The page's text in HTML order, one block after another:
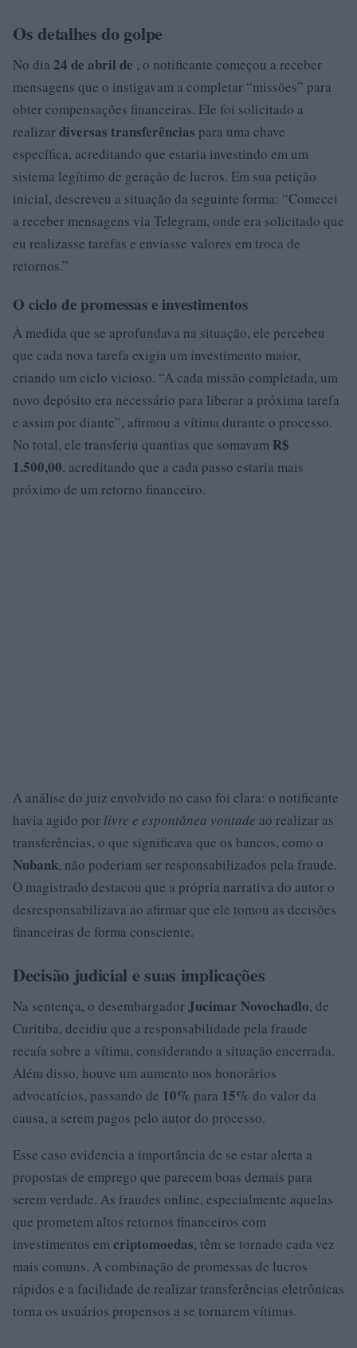
Os detalhes do golpe
No dia 24 de abril de , o notificante começou a receber
mensagens que o instigavam a completar “missões” para
obter compensações financeiras. Ele foi solicitado a
realizardiversas transferências para uma chave
específica, acreditando que estaria investindo em um
sistema legítimo de geração de lucros. Em sua petição
inicial, descreveu a situação da seguinte forma: “Comecei
a receber mensagens via Telegram, onde era solicitado que
eu realizasse tarefas e enviasse valores em troca de
retornos.”
O ciclo de promessas e investimentos
À medida que se aprofundava na situação, ele percebeu
que cada nova tarefa exigia um investimento maior,
criando um ciclo vicioso. “A cada missão completada, um
novo depósito era necessário para liberar a próxima tarefa
e assim por diante”, afirmou a vítima durante o processo.
No total, ele transferiu quantias que somavam R$
1.500,00, acreditando que a cada passo estaria mais
próximo de um retorno financeiro.
A análise do juiz envolvido no caso foi clara: o notificante
havia agido por livre e espontânea vontade ao realizar as
transferências, o que significava que os bancos, como o
Nubank, não poderiam ser responsabilizados pela fraude.
O magistrado destacou que a própria narrativa do autor o
desresponsabilizava ao afirmar que ele tomou as decisões
financeiras de forma consciente.
Decisão judicial e suas implicações
Na sentença, o desembargadorJucimar Novochadlo, de
Curitiba, decidiu que a responsabilidade pela fraude
recaía sobre a vítima, considerando a situação encerrada.
Além disso, houve um aumento nos honorários
advocatícios, passando de 10% para 15% do valor da
causa, a serem pagos pelo autor do processo.
Esse caso evidencia a importância de se estar alerta a
propostas de emprego que parecem boas demais para
serem verdade. As fraudes online, especialmente aquelas
que prometem altos retornos financeiros com
investimentos emcriptomoedas, têm se tornado cada vez
mais comuns. A combinação de promessas de lucros
rápidos e a facilidade de realizar transferências eletrônicas
torna os usuários propensos a se tornarem vítimas.